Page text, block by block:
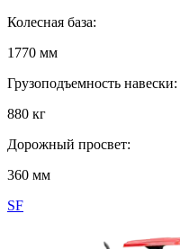
Колесная база:
1770 мм
Грузоподъемность навески:
880 кг
Дорожный просвет:
360 мм
SF